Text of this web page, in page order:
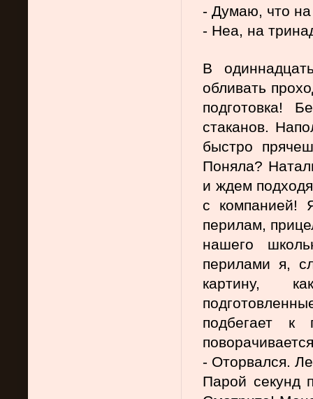
- Думаю, что
- Неа, на
В
обливать
подготовка!
стаканов.
быстро
Поняла?
и ждем
с компанией!
перилам,
нашего
перилами я,
картину,
подбегает к
- Оторвался.
Парой секунд